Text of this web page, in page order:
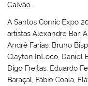
Galvão.
A Santos Comic Expo
artistas Alexandre Bar,
André Farias, Bruno
Clayton InLoco, Daniel
Digo Freitas, Eduardo
Baraçal, Fábio Coala,